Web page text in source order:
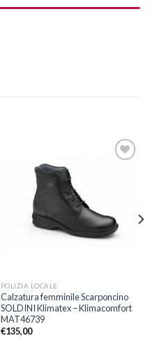
POLIZIA LOCALE
Calzatura femminile Scarponcino
SOLDINI Klimatex – Klimacomfort
MAT46739
€135,00